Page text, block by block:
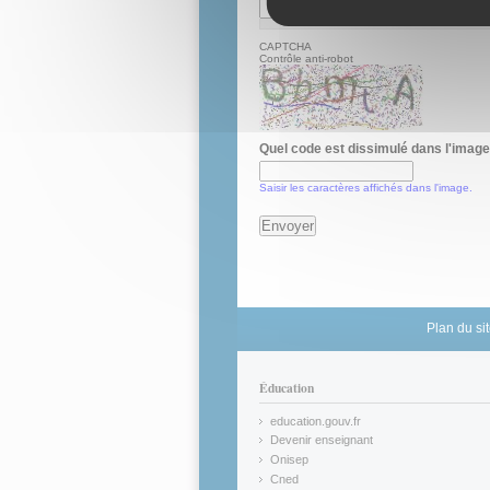
CAPTCHA
Contrôle anti-robot
Quel code est dissimulé dans
Saisir les caractères affichés dans l'image.
Plan du
Éducation
education.gouv.fr
(link is external)
Devenir enseignant
(link is external)
Onisep
(link is external)
Cned